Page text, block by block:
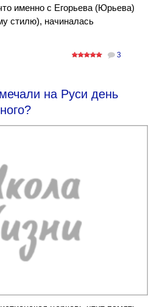
именно с Егорьева (Юрьева)
стилю), начиналась
3
на Руси день